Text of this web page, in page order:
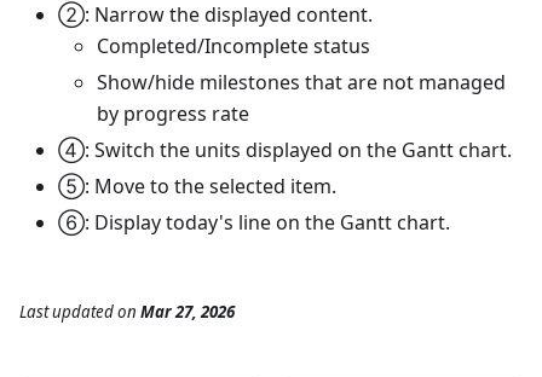
②: Narrow the displayed content.
Completed/Incomplete status
Show/hide milestones that are not managed
by progress rate
④: Switch the units displayed on the Gantt chart.
⑤: Move to the selected item.
⑥: Display today's line on the Gantt chart.
Last updatedon Mar 27, 2026